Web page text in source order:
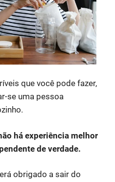
que você pode fazer,
se uma pessoa
há experiência melhor
de verdade.
obrigado a sair do